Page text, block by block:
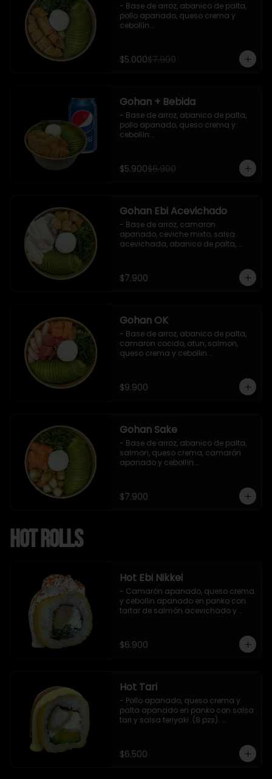
- Base de arroz, abanico de palta,
pollo apanado, queso crema y
cebollín.
$5.000$7.900
Gohan + Bebida
- Base de arroz, abanico de palta,
pollo apanado, queso crema y
cebollín.
**Imagen Referencial**
$5.900$6.900
Gohan Ebi Acevichado
- Base de arroz, camaron
apanado, ceviche mixto, salsa
acevichada, abanico de palta,
$7.900
Gohan OK
- Base de arroz, abanico de palta,
camaron cocido, atun, salmon,
queso crema y cebollin.
$9.900
Gohan Sake
- Base de arroz, abanico de palta,
salmon, queso crema, camarón
apanado y cebollín.
$7.900
Hot Rolls
Hot Ebi Nikkei
- Camarón apanado, queso crema
y cebollin apanado en panko con
tartar de salmón acevichado y
$6.900
Hot Tari
- Pollo apanado, queso crema y
palta apanado en panko con salsa
tari y salsa teriyaki  (8 pzs).
$6.500